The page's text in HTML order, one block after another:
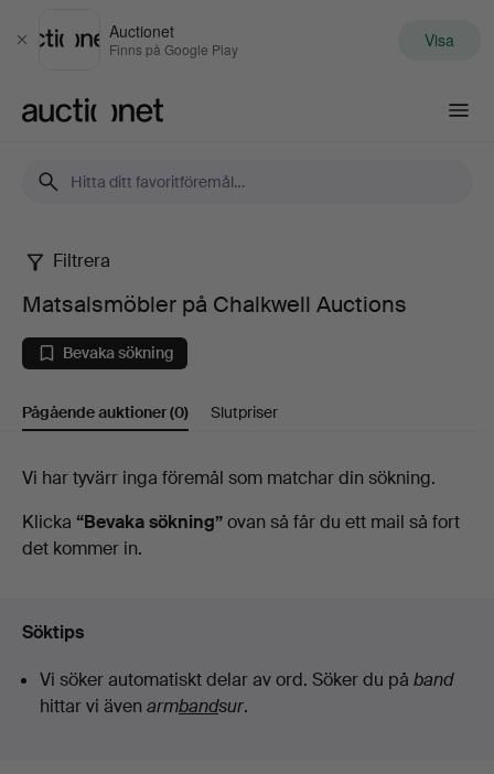
Stäng
Auctionet
Finns på Google Play Visa
Matsalsmöbler
på
Chalkwell
Auctions
Filtrera
Matsalsmöbler på Chalkwell Auctions
Bevaka sökning
Pågående auktioner(0) Slutpriser
Pågående
auktioner
Vi har tyvärr inga föremål som matchar din sökning.
Klicka “Bevaka sökning”ovan så får du ett mail så fort
det kommer in.
Söktips
Vi söker automatiskt delar av ord. Söker du på band
hittar vi även armbandsur.